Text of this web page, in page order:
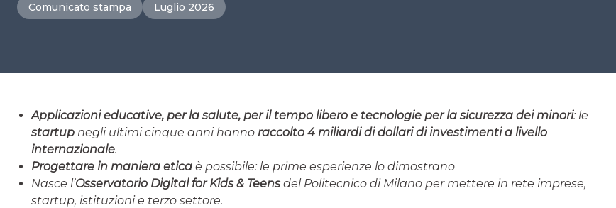
Comunicato stampa Luglio 2026
Applicazioni educative, per la salute, per il tempo libero e tecnologie per la sicurezza dei minori: le
startup negli ultimi cinque anni hanno raccolto 4 miliardi di dollari di investimenti a livello
internazionale.
Progettare in maniera etica è possibile: le prime esperienze lo dimostrano
Nasce l’Osservatorio Digital for Kids & Teens del Politecnico di Milano per mettere in rete imprese,
startup, istituzioni e terzo settore.